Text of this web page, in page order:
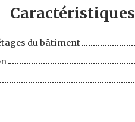
Caractéristiques
du bâtiment